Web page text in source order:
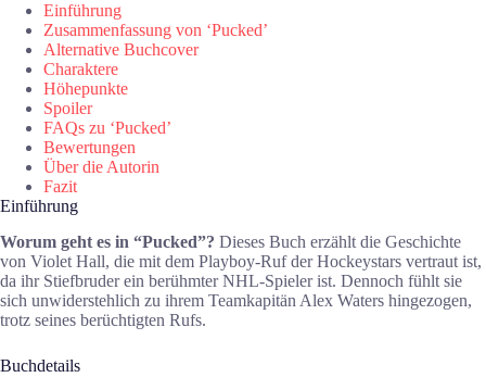
Einführung
Zusammenfassung von ‘Pucked’
Alternative Buchcover
Charaktere
Höhepunkte
Spoiler
FAQs zu ‘Pucked’
Bewertungen
Über die Autorin
Fazit
Einführung
Worum geht es in “Pucked”? Dieses Buch erzählt die Geschichte
von Violet Hall, die mit dem Playboy-Ruf der Hockeystars vertraut ist,
da ihr Stiefbruder ein berühmter NHL-Spieler ist. Dennoch fühlt sie
sich unwiderstehlich zu ihrem Teamkapitän Alex Waters hingezogen,
trotz seines berüchtigten Rufs.
Buchdetails